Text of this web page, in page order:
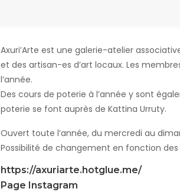
Axuri’Arte est une galerie-atelier
et des artisan-es d’art locaux. Les
l’année.
Des cours de poterie à l’année y sont
poterie se font auprès de Kattina Urruty.
Ouvert toute l’année, du mercredi au
Possibilité de changement en fonction des
https://axuriarte.hotglue.me/
Page Instagram